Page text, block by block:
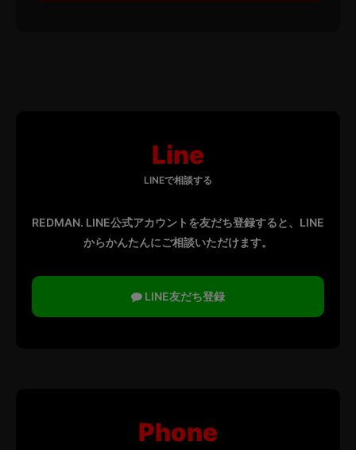
電話番号＊
ご予算＊
Line
LINEで相談する
REDMAN. LINE公式アカウントを友だち登録すると、LINE
からかんたんにご相談いただけます。
LINE友だち登録
Phone